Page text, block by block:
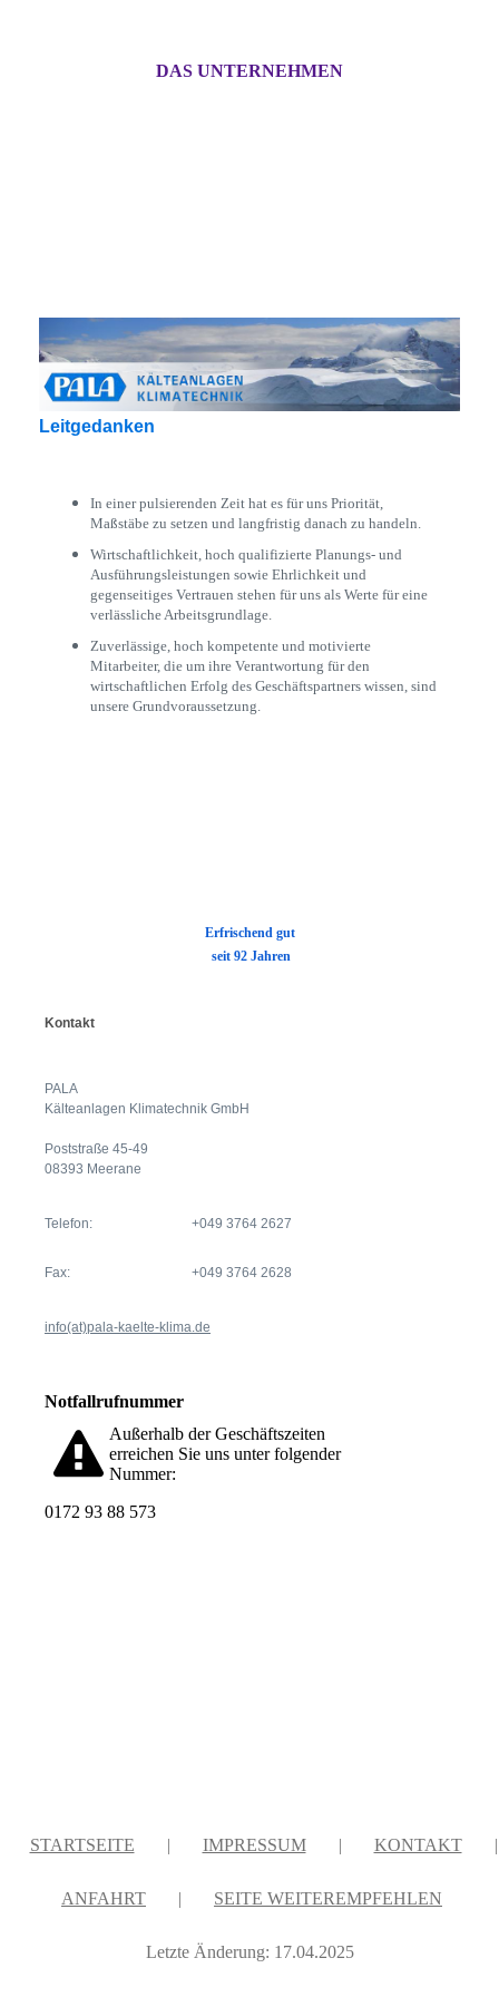
DAS UNTERNEHMEN
Leitgedanken
In einer pulsierenden Zeit hat es für uns Priorität,
Maßstäbe zu setzen und langfristig danach zu handeln.
Wirtschaftlichkeit, hoch qualifizierte Planungs- und
Ausführungsleistungen sowie Ehrlichkeit und
gegenseitiges Vertrauen stehen für uns als Werte für eine
verlässliche Arbeitsgrundlage.
Zuverlässige, hoch kompetente und motivierte
Mitarbeiter, die um ihre Verantwortung für den
wirtschaftlichen Erfolg des Geschäftspartners wissen, sind
unsere Grundvoraussetzung.
Erfrischend gut
seit 92 Jahren
Kontakt
PALA
Kälteanlagen Klimatechnik GmbH
Poststraße 45-49
08393 Meerane
Telefon: +049 3764 2627
Fax: +049 3764 2628
info(at)pala-kaelte-klima.de
Notfallrufnummer
Außerhalb der Geschäftszeiten
erreichen Sie uns unter folgender
Nummer:
0172 93 88 573
STARTSEITE | IMPRESSUM | KONTAKT |
ANFAHRT | SEITE WEITEREMPFEHLEN
Letzte Änderung: 17.04.2025